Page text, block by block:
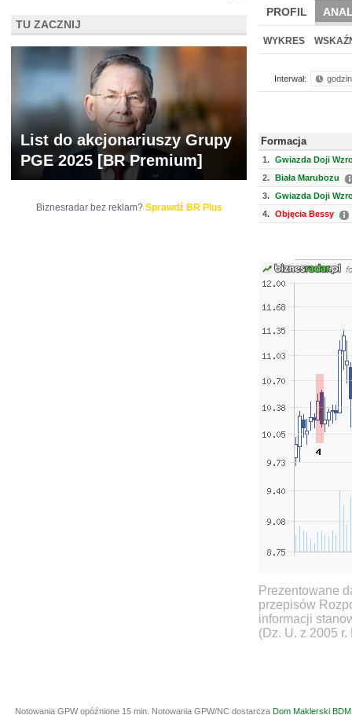
PROFIL
WYCENA BR
WYKRES
Interwał:
Formacja
1. Gwiazda Doji
2. Biała Marubozu
3. Gwiazda Doji
4. Objęcia Bessy
Prezentowane
przepisów
informacji
(Dz. U. z 2005
TU ZACZNIJ
List do akcjonariuszy Grupy
PGE 2025 [BR Premium]
Biznesradar bez reklam? Sprawdź BR Plus
Notowania GPW opóźnione 15 min. Notowania GPW/NC dostarcza Dom Maklerski